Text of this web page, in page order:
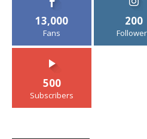
13,000
Fans
200
500
Subscribers